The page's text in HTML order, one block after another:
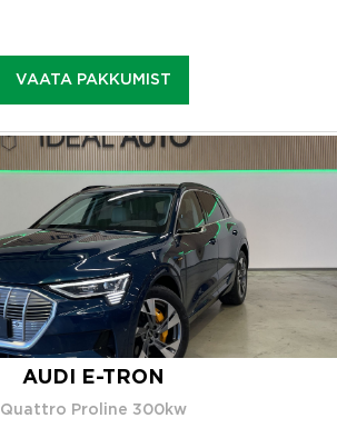
VAATA PAKKUMIST
AUDI E-TRON
Quattro Proline 300kw